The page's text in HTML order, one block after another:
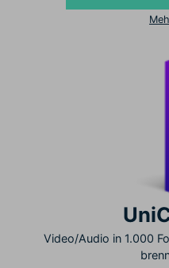
Video/Audio in 1.000